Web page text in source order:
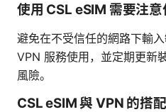
使用 CSL eSIM 需要注意
避免在不受信任的網路下輸
VPN 服務使用，並定期更新
風險。
CSL eSIM 與 VPN 的搭